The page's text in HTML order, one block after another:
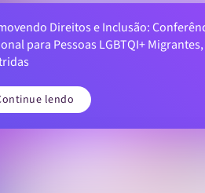
Direitos e Inclusão:
para Pessoas LGBTQI+
lendo